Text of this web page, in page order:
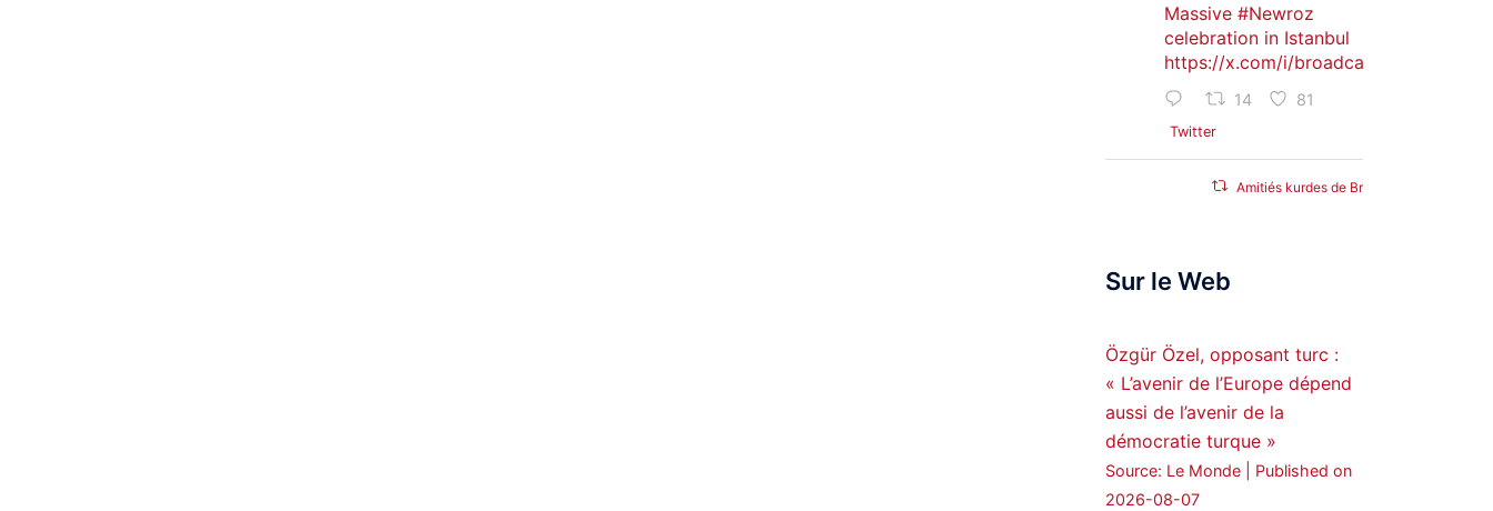
Massive #Newroz
celebration in Istanbul
https://x.com/i/broadcasts/
14 81
Twitter
Amitiés kurdes de Bretagne
25 Jan 2025
Forces, SDF appoints
hauro Abgar Daoud
from the ranks of
Syriac Military Council,
MFS as official
spokesperson. We
wish you success
Sur le Web
Özgür Özel, opposant turc :
« L’avenir de l’Europe dépend
aussi de l’avenir de la
démocratie turque »
Source: Le Monde
Published on
2026-08-07